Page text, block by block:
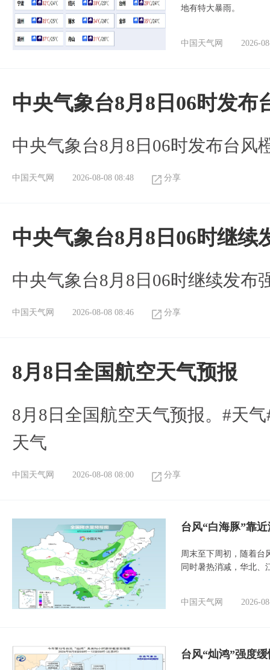
地有特大暴雨。
中国天气网 2026-
中央气象台8月8日06时发布
中央气象台8月8日06时发布台风
中国天气网 2026-08-08 08:48 分享
中央气象台8月8日06时继
中央气象台8月8日06时继续发布
中国天气网 2026-08-08 08:46 分享
8月8日全国航空天气预报
8月8日全国航空天气预报。#天
天气
中国天气网 2026-08-08 08:00 分享
台风“白海豚”靠
周末至下周初，随着台
同时暑热消减，华北、
中国天气网 2026-
台风“灿鸿”强度